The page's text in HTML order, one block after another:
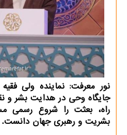
نور معرفت: نماینده ولی
جایگاه وحی در هدایت بشر و
راه، بعثت را شروع رسمی
بشریت و رهبری جهان دانست.